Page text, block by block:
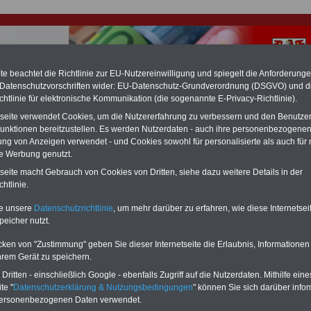
für Beamte & Ruhestandsbeamte (zu geringe Alimentation)
hat die Berliner Landesbesoldung für verfassungs-widrig
muss bisMärz 2027 eine Neuregelung der Besoldung beschließen). Auch
& Ruhestandsbeamte) gibt es teilweise hohe Nachzahlungen
füralle (!) Beamte
hierzu eine Broschüre heraus, die unmittelbar nach dem Beschluss des
der Bundesregierung vorgelegt wird (wahrscheinlich im Quartal.2026
der Broschüre
werden nicht aufgelöst
mit 3 Ratgebern für nur
für Beamtinnen
PDF-SERVICE: 10 Bücher bzw.
beachtet die Richtlinie zur EU-Nutzereinwilligung und spiegelt die
wider: EU-Datenschutz-Grundverordnung (DSGVO) und
für elektronische Kommunikation (die sogenannte E-Privacy-Richtlinie).
verwendet Cookies, um die Nutzererfahrung zu verbessern und den
bereitzustellen. Es werden Nutzerdaten - auch ihre
von Anzeigen verwendet - und Cookies sowohl für personalisierte als auch für
Werbung genutzt.
macht Gebrauch von Cookies von Dritten, siehe dazu weitere Details in der
unsere Datenschutzrichtlinie, um mehr darüber zu erfahren, wie diese
nutzt.
von "Zustimmung" geben Sie dieser Internetseite die Erlaubnis,
Gerät zu speichern.
- einschließlich Google - ebenfalls Zugriff auf die Nutzerdaten. Mithilfe
"Datenschutzerklärung & Nutzungsbedingungen" können Sie sich darüber
Daten verwendet.